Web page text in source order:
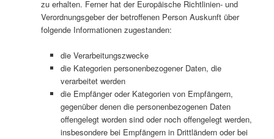
zu erhalten. Ferner hat der Europäische Richtlinien- und
Verordnungsgeber der betroffenen Person Auskunft über
folgende Informationen zugestanden:
die Verarbeitungszwecke
die Kategorien personenbezogener Daten, die
verarbeitet werden
die Empfänger oder Kategorien von Empfängern,
gegenüber denen die personenbezogenen Daten
offengelegt worden sind oder noch offengelegt werden,
insbesondere bei Empfängern in Drittländern oder bei